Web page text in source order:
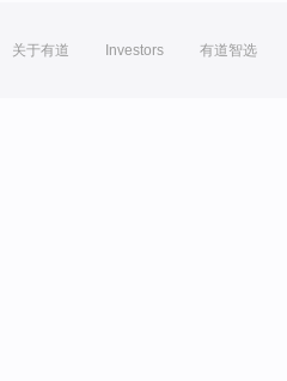
关于有道 Investors 有道智选